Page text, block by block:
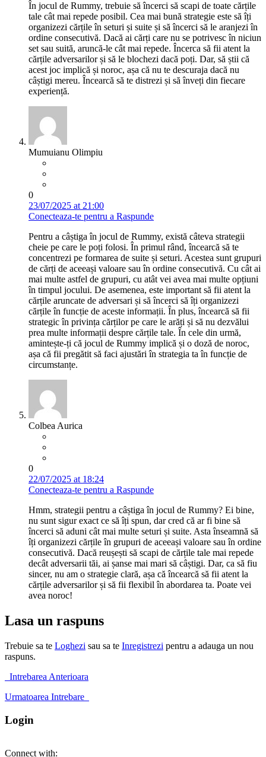
În jocul de Rummy, trebuie să încerci să scapi de toate cărțile
tale cât mai repede posibil. Cea mai bună strategie este să îți
organizezi cărțile în seturi și suite și să încerci să le aranjezi în
ordine consecutivă. Dacă ai cărți care nu se potrivesc în niciun
set sau suită, aruncă-le cât mai repede. Încerca să fii atent la
cărțile adversarilor și să le blochezi dacă poți. Dar, să știi că
acest joc implică și noroc, așa că nu te descuraja dacă nu
câștigi mereu. Încearcă să te distrezi și să înveți din fiecare
experiență.
Mumuianu Olimpiu
0
23/07/2025 at 21:00
Conecteaza-te pentru a Raspunde
Pentru a câștiga în jocul de Rummy, există câteva strategii
cheie pe care le poți folosi. În primul rând, încearcă să te
concentrezi pe formarea de suite și seturi. Acestea sunt grupuri
de cărți de aceeași valoare sau în ordine consecutivă. Cu cât ai
mai multe astfel de grupuri, cu atât vei avea mai multe opțiuni
în timpul jocului. De asemenea, este important să fii atent la
cărțile aruncate de adversari și să încerci să îți organizezi
cărțile în funcție de aceste informații. În plus, încearcă să fii
strategic în privința cărților pe care le arăți și să nu dezvălui
prea multe informații despre cărțile tale. În cele din urmă,
amintește-ți că jocul de Rummy implică și o doză de noroc,
așa că fii pregătit să faci ajustări în strategia ta în funcție de
circumstanțe.
Colbea Aurica
0
22/07/2025 at 18:24
Conecteaza-te pentru a Raspunde
Hmm, strategii pentru a câștiga în jocul de Rummy? Ei bine,
nu sunt sigur exact ce să îți spun, dar cred că ar fi bine să
încerci să aduni cât mai multe seturi și suite. Asta înseamnă să
îți organizezi cărțile în grupuri de aceeași valoare sau în ordine
consecutivă. Dacă reușești să scapi de cărțile tale mai repede
decât adversarii tăi, ai șanse mai mari să câștigi. Dar, ca să fiu
sincer, nu am o strategie clară, așa că încearcă să fii atent la
cărțile adversarilor și să fii flexibil în abordarea ta. Poate vei
avea noroc!
Lasa un raspuns
Trebuie sa te Loghezi sau sa te Inregistrezi pentru a adauga un nou
raspuns.
Intrebarea Anterioara
Urmatoarea Intrebare
Login
Connect with: